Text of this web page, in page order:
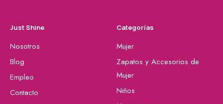
Just Shine
Nosotros
Blog
Empleo
Contacto
Categorías
Mujer
Zapatos y Accesorios de
Mujer
Niños